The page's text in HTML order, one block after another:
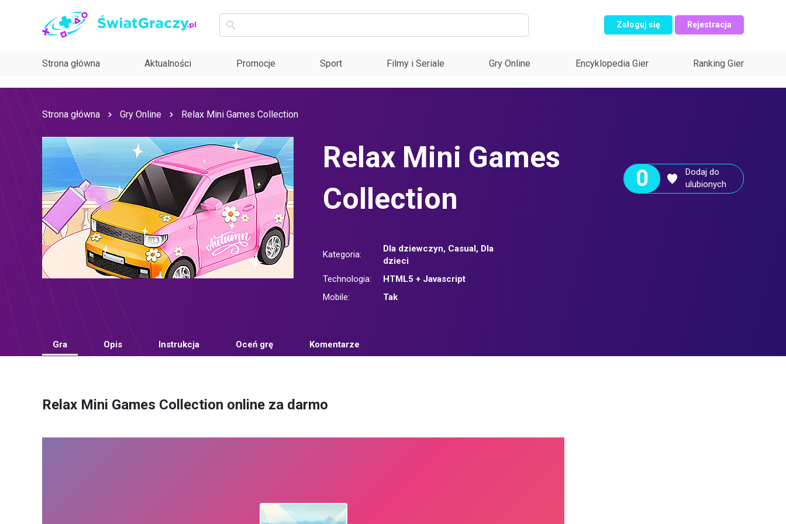
Zaloguj się Rejestracja
Strona główna Aktualności Promocje Sport Filmy i Seriale Gry Online Encyklopedia Gier Ranking Gier
Strona główna Gry Online Relax Mini Games Collection
Relax Mini Games
Collection
0
Dodaj do
ulubionych
Kategoria:
Dla dziewczyn, Casual , Dla
dzieci
Technologia:
HTML5 + Javascript
Mobile:
Tak
Gra Opis Instrukcja Oceń grę Komentarze
Relax Mini Games Collection online za darmo